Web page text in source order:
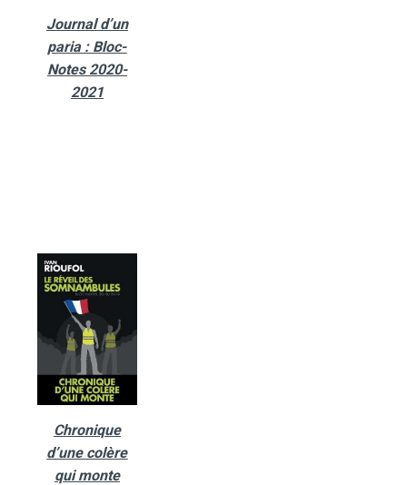
Journal d’un
paria : Bloc-
Notes 2020-
2021
Chronique
d’une colère
qui monte